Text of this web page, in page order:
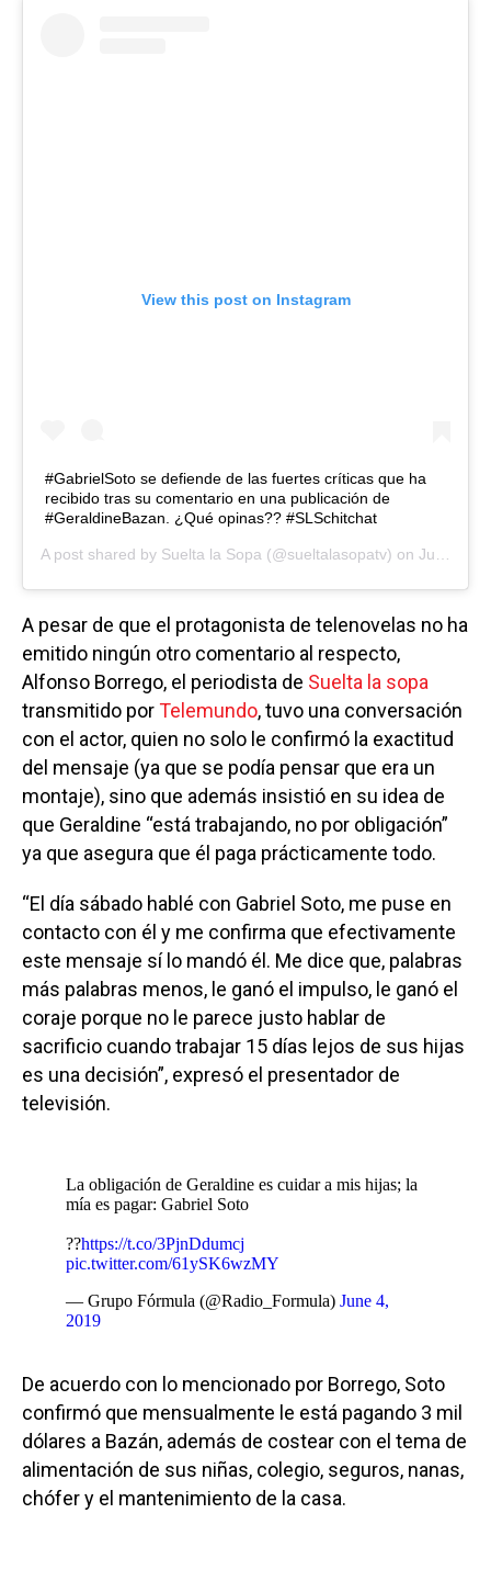
View this post on Instagram
#GabrielSoto se defiende de las fuertes críticas que ha
recibido tras su comentario en una publicación de
#GeraldineBazan. ¿Qué opinas?? #SLSchitchat
A post shared by Suelta la Sopa (@sueltalasopatv) on Jun 3, 2019 at 12:33pm PDT
A pesar de que el protagonista de telenovelas no ha
emitido ningún otro comentario al respecto,
Alfonso Borrego, el periodista de Suelta la sopa
transmitido porTelemundo, tuvo una conversación
con el actor, quien no solo le confirmó la exactitud
del mensaje (ya que se podía pensar que era un
montaje), sino que además insistió en su idea de
que Geraldine “está trabajando, no por obligación”
ya que asegura que él paga prácticamente todo.
“El día sábado hablé con Gabriel Soto, me puse en
contacto con él y me confirma que efectivamente
este mensaje sí lo mandó él. Me dice que, palabras
más palabras menos, le ganó el impulso, le ganó el
coraje porque no le parece justo hablar de
sacrificio cuando trabajar 15 días lejos de sus hijas
es una decisión”, expresó el presentador de
televisión.
La obligación de Geraldine es cuidar a mis hijas; la
mía es pagar: Gabriel Soto
??https://t.co/3PjnDdumcj
pic.twitter.com/61ySK6wzMY
— Grupo Fórmula (@Radio_Formula) June 4,
2019
De acuerdo con lo mencionado por Borrego, Soto
confirmó que mensualmente le está pagando 3 mil
dólares a Bazán, además de costear con el tema de
alimentación de sus niñas, colegio, seguros, nanas,
chófer y el mantenimiento de la casa.